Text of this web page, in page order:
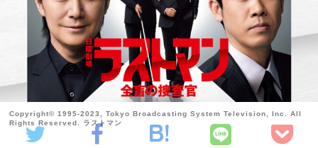
Copyright© 1995-2023, Tokyo Broadcasting System Television, Inc. All
Rights Reserved. ラストマン